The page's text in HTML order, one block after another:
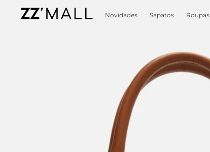
Novidades Sapatos Roupas